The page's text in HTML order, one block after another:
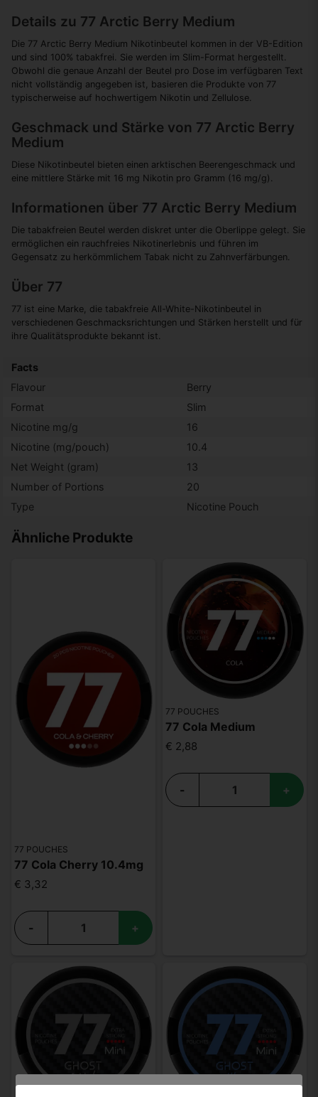
Ähnliche Produkte
77 POUCHES
77 Cola Cherry 10.4mg
€ 3,32
- +
77 POUCHES
77 Cola Medium
€ 2,88
- +
Details zu 77 Arctic Berry Medium
Die 77 Arctic Berry Medium Nikotinbeutel kommen in der VB-Edition
und sind 100% tabakfrei. Sie werden im Slim-Format hergestellt.
Obwohl die genaue Anzahl der Beutel pro Dose im verfügbaren Text
nicht vollständig angegeben ist, basieren die Produkte von 77
typischerweise auf hochwertigem Nikotin und Zellulose.
Geschmack und Stärke von 77 Arctic Berry
Medium
Diese Nikotinbeutel bieten einen arktischen Beerengeschmack und
eine mittlere Stärke mit 16 mg Nikotin pro Gramm (16 mg/g).
Informationen über 77 Arctic Berry Medium
Die tabakfreien Beutel werden diskret unter die Oberlippe gelegt. Sie
ermöglichen ein rauchfreies Nikotinerlebnis und führen im
Gegensatz zu herkömmlichem Tabak nicht zu Zahnverfärbungen.
Über 77
77 ist eine Marke, die tabakfreie All-White-Nikotinbeutel in
verschiedenen Geschmacksrichtungen und Stärken herstellt und für
ihre Qualitätsprodukte bekannt ist.
Facts
Flavour
Berry
Format
Slim
Nicotine mg/g
16
Nicotine (mg/pouch)
10.4
Net Weight (gram)
13
Number of Portions
20
Type
Nicotine Pouch